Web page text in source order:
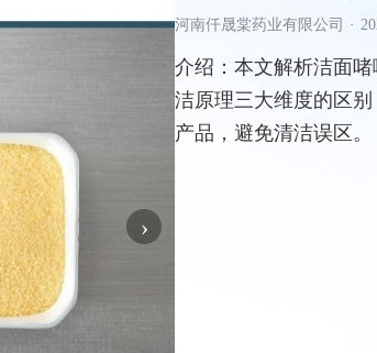
›
河南仟晟棠药业有限公司 ·
介绍： 本文解析洁面
洁原理三大维度的区
产品，避免清洁误区。